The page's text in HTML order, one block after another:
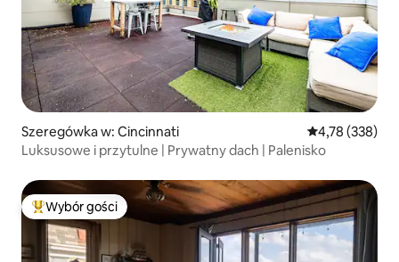
Szeregówka w: Cincinnati Średnia
4,78 (338)
Luksusowe i przytulne | Prywatny dach | Palenisko
Najpopularniejsze z kategorii Wybór gości
Wybór gości